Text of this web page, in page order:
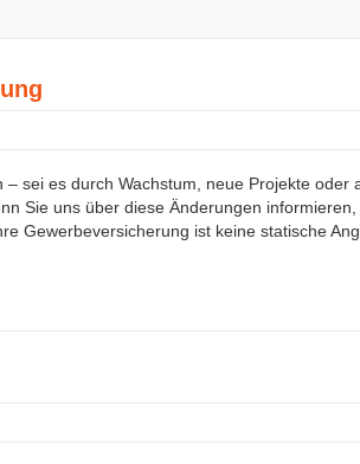
sei es durch Wachstum, neue Projekte
Sie uns über diese Änderungen
Gewerbeversicherung ist keine statische